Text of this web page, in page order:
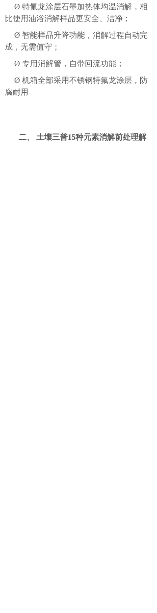
Ø 特氟龙涂层石墨加热体均温消解，相
比使用油浴消解样品更安全、洁净；
Ø 智能样品升降功能，消解过程自动完
成，无需值守；
Ø 专用消解管，自带回流功能；
Ø 机箱全部采用不锈钢特氟龙涂层，防
腐耐用
二、 土壤三普15种元素消解前处理解